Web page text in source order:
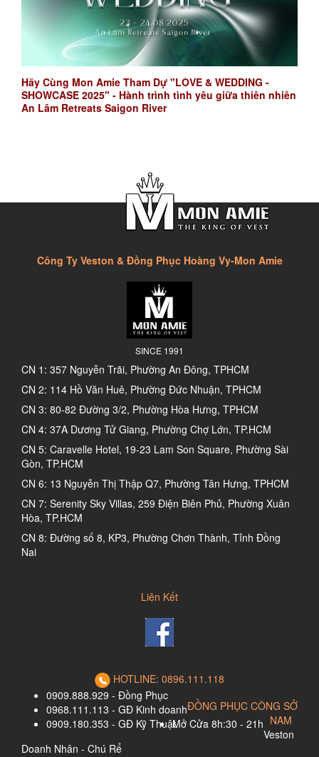
Hãy Cùng Mon Amie Tham Dự "LOVE & WEDDING -
SHOWCASE 2025" - Hành trình tình yêu giữa thiên nhiên
An Lâm Retreats Saigon River
Công Ty Veston & Đồng Phục Hoàng Vy-Mon Amie
SINCE 1991
CN 1: 357 Nguyễn Trãi, Phường An Đông, TPHCM
CN 2: 114 Hồ Văn Huê, Phường Đức Nhuận, TPHCM
CN 3: 80-82 Đường 3/2, Phường Hòa Hưng, TPHCM
CN 4: 37A Dương Tử Giang, Phường Chợ Lớn, TP.HCM
CN 5: Caravelle Hotel, 19-23 Lam Son Square, Phường Sài
Gòn, TP.HCM
CN 6: 13 Nguyễn Thị Thập Q7, Phường Tân Hưng, TPHCM
CN 7: Serenity Sky Villas, 259 Điện Biên Phủ, Phường Xuân
Hòa, TP.HCM
CN 8: Đường số 8, KP3, Phường Chơn Thành, Tỉnh Đồng
Nai
Liên Kết
HOTLINE: 0896.111.118
0909.888.929 - Đồng Phục
0968.111.113 - GĐ Kinh doanh
0909.180.353 - GĐ Kỹ ThuậtMở Cửa 8h:30 - 21h
ĐỒNG PHỤC CÔNG SỞ
NAM
Veston
Doanh Nhân - Chú Rể